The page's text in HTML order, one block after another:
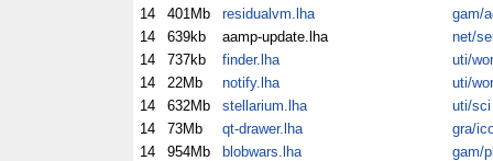
14
401Mb residualvm.lha
gam/
14
639kb aamp-update.lha
net/
14
737kb finder.lha
uti/wor
14
22Mb notify.lha
uti/wor
14
632Mb stellarium.lha
uti/sci
14
73Mb qt-drawer.lha
gra/
14
954Mb blobwars.lha
gam/